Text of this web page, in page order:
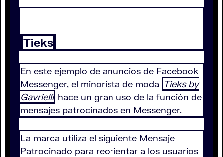
Tieks
En este ejemplo de anuncios de Facebook
Messenger, el minorista de moda Tieks by
Gavrielli hace un gran uso de la función de
mensajes patrocinados en Messenger.
La marca utiliza el siguiente Mensaje
Patrocinado para reorientar a los usuarios